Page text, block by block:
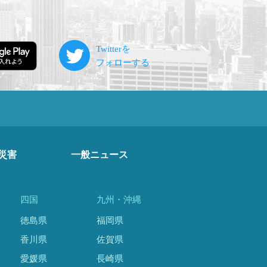
害 一般ニュース
四国
徳島県
香川県
愛媛県
九州・沖縄
福岡県
佐賀県
長崎県